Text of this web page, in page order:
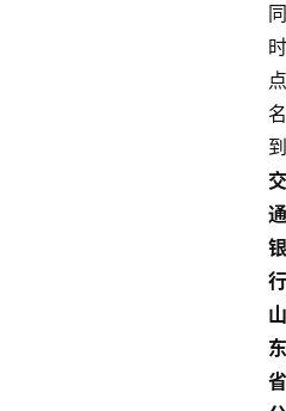
同
时
点
名
到
交
通
银
行
山
东
省